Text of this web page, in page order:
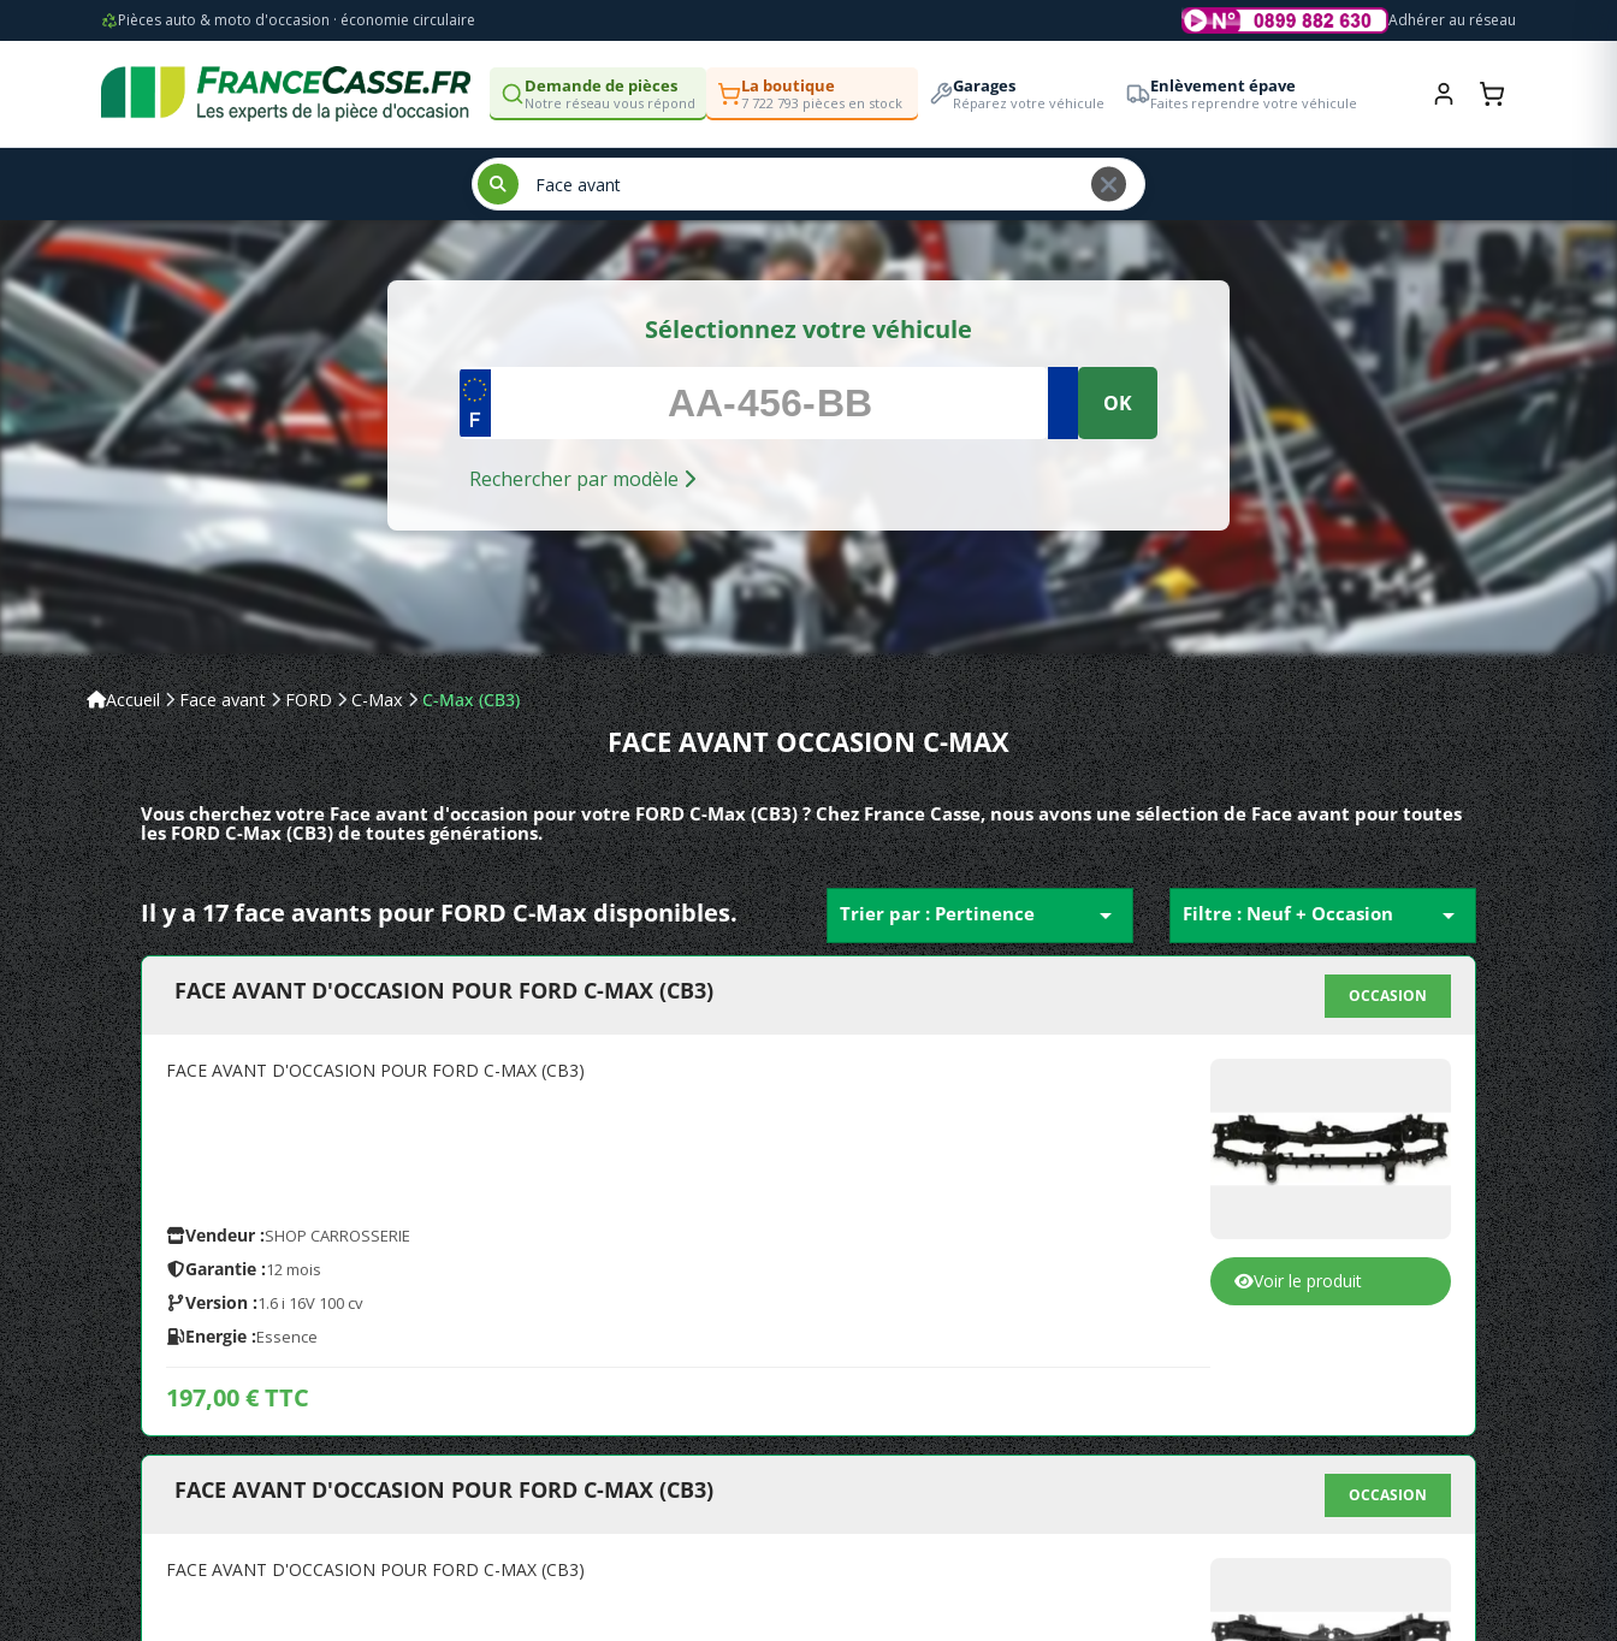
Pièces auto & moto d'occasion · économie circulaire Adhérer au réseau
Demande de pièces
Notre réseau vous répond
La boutique
7 722 793 pièces en stock
Garages
Réparez votre véhicule
Enlèvement épave
Faites reprendre votre véhicule
Sélectionnez votre véhicule
OK
Rechercher par modèle
Accueil Face avant FORD C-Max C-Max (CB3)
FACE AVANT OCCASION C-MAX
Vous cherchez votre Face avant d'occasion pour votre FORD C-Max (CB3) ? Chez France Casse, nous avons une sélection de Face avant pour toutes
les FORD C-Max (CB3) de toutes générations.
Il y a 17 face avants pour FORD C-Max disponibles. Trier par : Pertinence  Filtre : Neuf + Occasion 
FACE AVANT D'OCCASION POUR FORD C-MAX (CB3) OCCASION
FACE AVANT D'OCCASION POUR FORD C-MAX (CB3)
Vendeur :SHOP CARROSSERIE
Garantie :12 mois
Version :1.6 i 16V 100 cv
Energie :Essence
197,00 € TTC
Voir le produit
FACE AVANT D'OCCASION POUR FORD C-MAX (CB3) OCCASION
FACE AVANT D'OCCASION POUR FORD C-MAX (CB3)